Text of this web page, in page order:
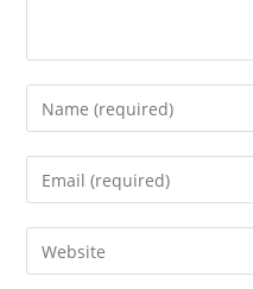
Enter
your
name
comment
Enter
your
email
address
Enter
your